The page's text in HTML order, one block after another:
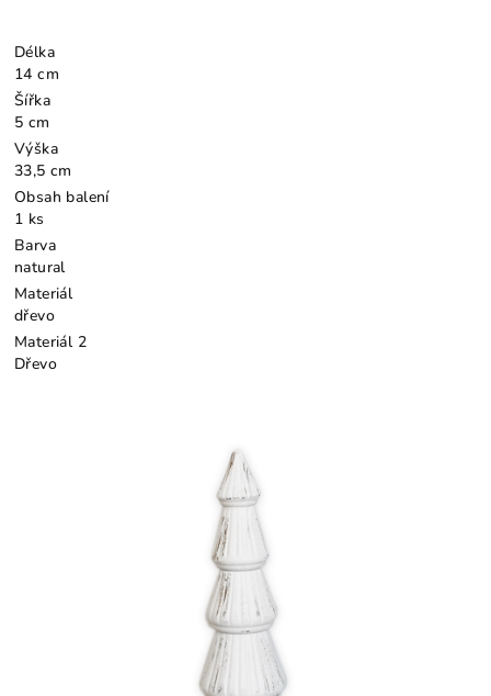
Délka
14 cm
Šířka
5 cm
Výška
33,5 cm
Obsah balení
1 ks
Barva
natural
Materiál
dřevo
Materiál 2
Dřevo